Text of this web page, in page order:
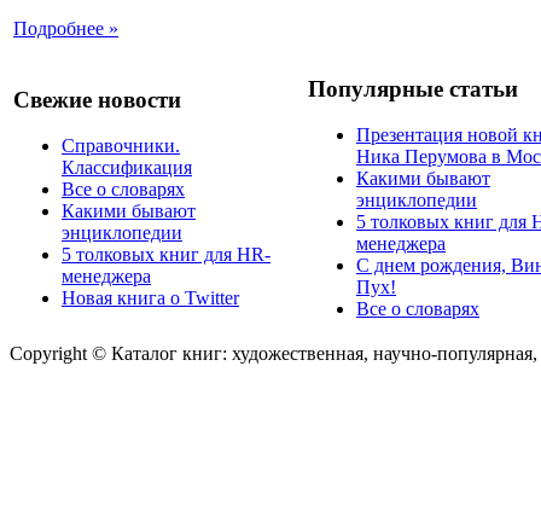
Подробнее »
Свежие новости
Справочники.
Классификация
Все о словарях
Какими бывают
энциклопедии
5 толковых книг для HR-
менеджера
Новая книга о Twitter
Популярные статьи
Презентация новой
Ника Перумова в
Какими бывают
энциклопедии
5 толковых книг для
менеджера
С днем рождения,
Пух!
Все о словарях
Copyright © Каталог книг: художественная, научно-